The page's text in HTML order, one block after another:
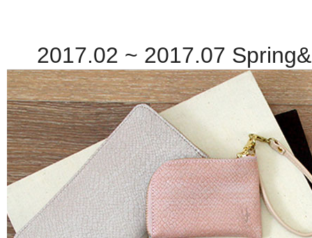
2017.02 ~ 2017.07